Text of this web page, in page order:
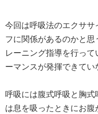
今回は呼吸法のエクサ
フに関係があるのかと
レーニング指導を行っ
ーマンスが発揮できてい
呼吸には腹式呼吸と胸
は息を吸ったときにお